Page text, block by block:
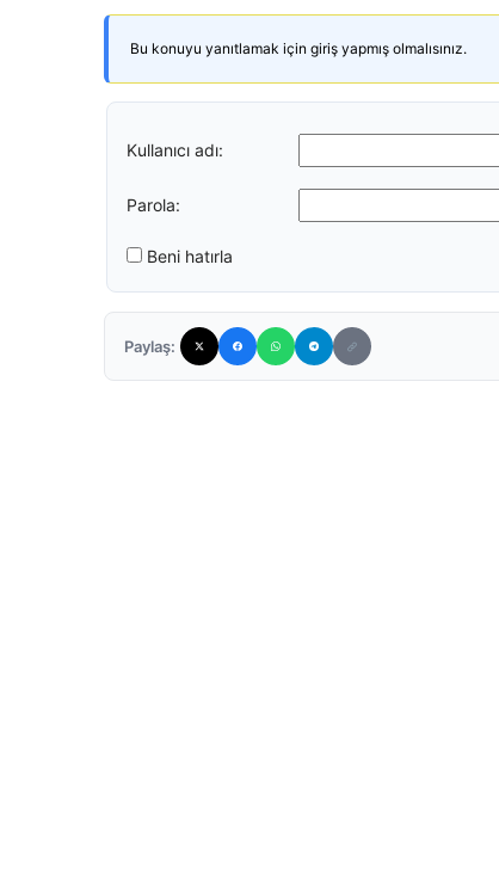
Bu konuyu yanıtlamak için giriş yapmış olmalısınız.
Kullanıcı adı:
Parola:
Beni hatırla
Paylaş: